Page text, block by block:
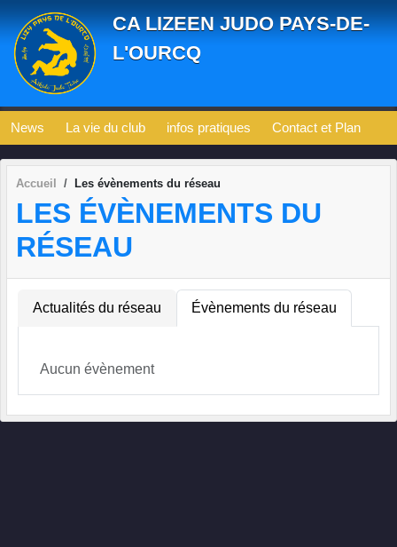
CA LIZEEN JUDO PAYS-DE-
L'OURCQ
News La vie du club infos pratiques Contact et Plan
Accueil Les évènements du réseau
LES ÉVÈNEMENTS DU
RÉSEAU
Actualités du réseau Évènements du réseau
Aucun évènement
Panneau de gestion des cookies